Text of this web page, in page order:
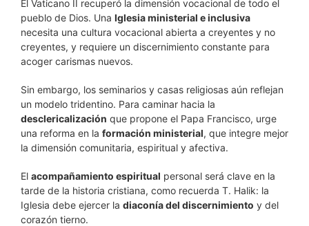
El Vaticano II recuperó la dimensión vocacional de todo el
pueblo de Dios. Una Iglesia ministerial e inclusiva
necesita una cultura vocacional abierta a creyentes y no
creyentes, y requiere un discernimiento constante para
acoger carismas nuevos.
Sin embargo, los seminarios y casas religiosas aún reflejan
un modelo tridentino. Para caminar hacia la
desclericalización que propone el Papa Francisco, urge
una reforma en la formación ministerial, que integre mejor
la dimensión comunitaria, espiritual y afectiva.
El acompañamiento espiritual personal será clave en la
tarde de la historia cristiana, como recuerda T. Halik: la
Iglesia debe ejercer la diaconía del discernimiento y del
corazón tierno.